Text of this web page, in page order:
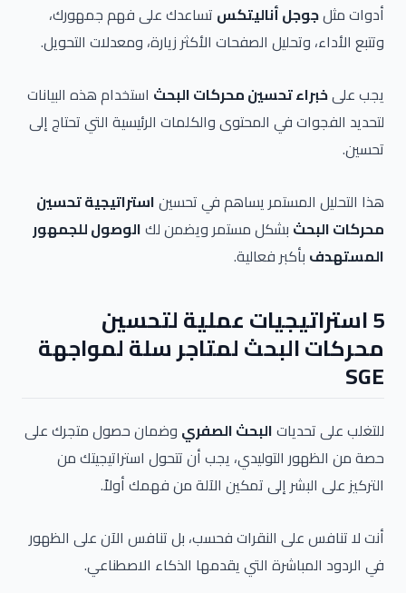
أدوات مثلجوجل أناليتكس تساعدك على فهم جمهورك،
وتتبع الأداء، وتحليل الصفحات الأكثر زيارة، ومعدلات التحويل.
يجب علىخبراء تحسين محركات البحث استخدام هذه البيانات
لتحديد الفجوات في المحتوى والكلمات الرئيسية التي تحتاج إلى
تحسين.
هذا التحليل المستمر يساهم في تحسيناستراتيجية تحسين
محركات البحث بشكل مستمر ويضمن لكالوصول للجمهور
المستهدف بأكبر فعالية.
5 استراتيجيات عملية لتحسين
محركات البحث لمتاجر سلة لمواجهة
SGE
للتغلب على تحدياتالبحث الصفري وضمان حصول متجرك على
حصة من الظهور التوليدي، يجب أن تتحول استراتيجيتك من
التركيز على البشر إلى تمكين الآلة من فهمك أولاً.
أنت لا تنافس على النقرات فحسب، بل تنافس الآن على الظهور
في الردود المباشرة التي يقدمها الذكاء الاصطناعي.